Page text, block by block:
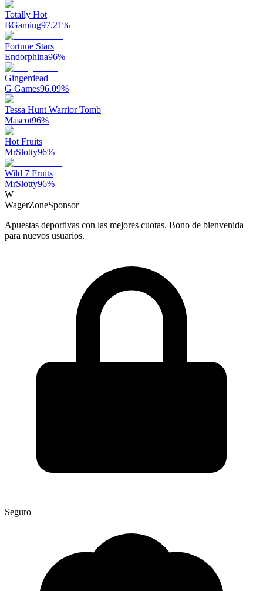
Totally Hot
BGaming97.21%
Fortune Stars
Endorphina96%
Gingerdead
G Games96.09%
Tessa Hunt Warrior Tomb
Mascot96%
Hot Fruits
MrSlotty96%
Wild 7 Fruits
MrSlotty96%
W
WagerZoneSponsor
Apuestas deportivas con las mejores cuotas. Bono de bienvenida
para nuevos usuarios.
Seguro